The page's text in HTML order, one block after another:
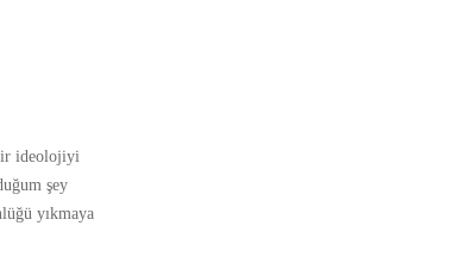
ideolojiyi
şey
yıkmaya